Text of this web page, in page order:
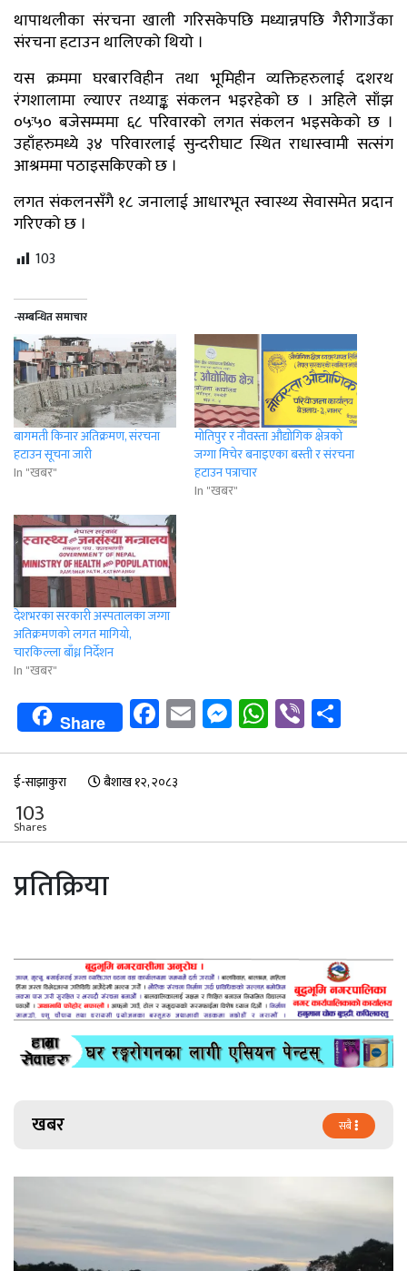
थापाथलीका संरचना खाली गरिसकेपछि मध्यान्नपछि गैरीगाउँका
संरचना हटाउन थालिएको थियो ।
यस क्रममा घरबारविहीन तथा भूमिहीन व्यक्तिहरुलाई दशरथ
रंगशालामा ल्याएर तथ्याङ्क संकलन भइरहेको छ । अहिले साँझ
०५ः५० बजेसम्ममा ६८ परिवारको लगत संकलन भइसकेको छ ।
उहाँहरुमध्ये ३४ परिवारलाई सुन्दरीघाट स्थित राधास्वामी सत्संग
आश्रममा पठाइसकिएको छ ।
लगत संकलनसँगै १८ जनालाई आधारभूत स्वास्थ्य सेवासमेत प्रदान
गरिएको छ ।
103
-सम्बन्धित समाचार
बागमती किनार अतिक्रमण, संरचना
हटाउन सूचना जारी
In "खबर"
मोतिपुर र नौवस्ता औद्योगिक क्षेत्रको
जग्गा मिचेर बनाइएका बस्ती र संरचना
हटाउन पत्राचार
In "खबर"
देशभरका सरकारी अस्पतालका जग्गा
अतिक्रमणको लगत मागियो,
चारकिल्ला बाँध्न निर्देशन
In "खबर"
Share Facebook
EmailMessenger
WhatsApp
Viber
ई-साझाकुरा बैशाख १२, २०८३
103
Shares
प्रतिक्रिया
खबर सबै